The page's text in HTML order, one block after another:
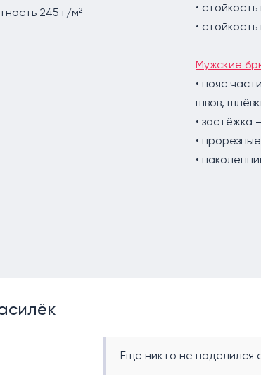
245 г/м²
•
•
Мужские
• пояс
швов,
• застёжка
•
•
Еще никто не поделился